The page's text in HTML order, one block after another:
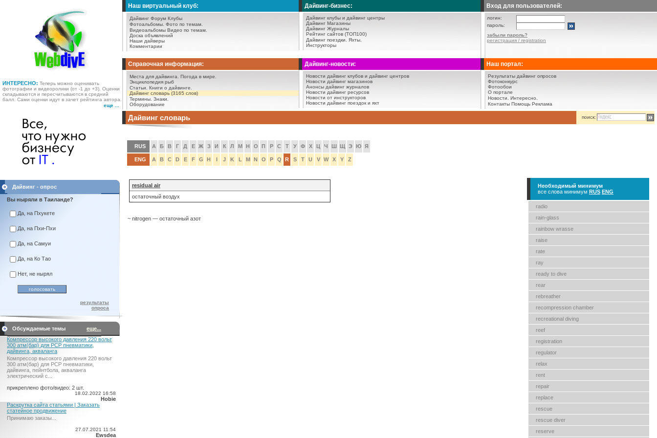
ИНТЕРЕСНО: Теперь можно оценивать
фотографии и видеоролики (от -1 до +3). Оценки
складываются и пересчитываются в средний
балл. Сами оценки идут в зачет рейтинга автора.
еще ...
Наш виртуальный клуб:
Дайвинг Форум Клубы
Фотоальбомы. Фото по темам.
Видеоальбомы Видео по темам.
Доска объявлений
Наши дайверы
Комментарии
Дайвинг-бизнес:
Дайвинг клубы и дайвинг центры
Дайвинг Магазины
Дайвинг Журналы
Рейтинг сайтов (ТОП100)
Дайвинг поездки.
Яхты.
Инструкторы
Вход для пользователей:
логин:
пароль:
забыли пароль?
регистрация / registration
Справочная информация:
Места для дайвинга.
Погода в мире.
Энциклопедия рыб
Статьи.
Книги о дайвинге.
Дайвинг словарь (3165 слов)
Термины. Знаки.
Оборудование
Дайвинг-новости:
Новости дайвинг клубов и дайвинг центров
Новости дайвинг магазинов
Анонсы дайвинг журналов
Новости дайвинг ресурсов
Новости от инструкторов
Новости дайвинг поездок и яхт
Наш портал:
Результаты дайвинг опросов
Фотоконкурс
Фотообои
О портале
Новости.
Интересно.
Контакты Помощь Реклама
Дайвинг - опрос
Вы ныряли в Таиланде?
Да, на Пхукете
Да, на Пхи-Пхи
Да, на Самуи
Да, на Ко Тао
Нет, не нырял
результаты
опроса
Обсуждаемые темы
еще...
Компрессор высокого давления 220 вольт
300 атм(бар) для PCP пневматики,
дайвинга, акваланга
Компрессор высокого давления 220 вольт
300 атм(бар) для PCP пневматики,
дайвинга, пейнтбола, акваланга
электрический c...
прикреплено фото/видео: 2 шт.
18.02.2022 16:58
Hobie
Раскрутка сайта статьями | Заказать
статейное продвижение
Принимаю заказы...
27.07.2021 11:54
Ewsdea
Дайвинг словарь поиск:
RUS А Б В Г Д Е Ж З И К Л М Н О П Р С Т У Ф Х Ц Ч Ш Щ Э Ю Я
ENG A B C D E F G H I J K L M N O P Q R S T U V W X Y Z
residual air
остаточный воздух
~ nitrogen — остаточный азот
Необходимый минимум
все слова минимум RUS ENG
radio
rain-glass
rainbow wrasse
raise
rate
ray
ready to dive
rear
rebreather
recompression chamber
recreational diving
reef
registration
regulator
relax
rent
repair
replace
rescue
rescue diver
reserve